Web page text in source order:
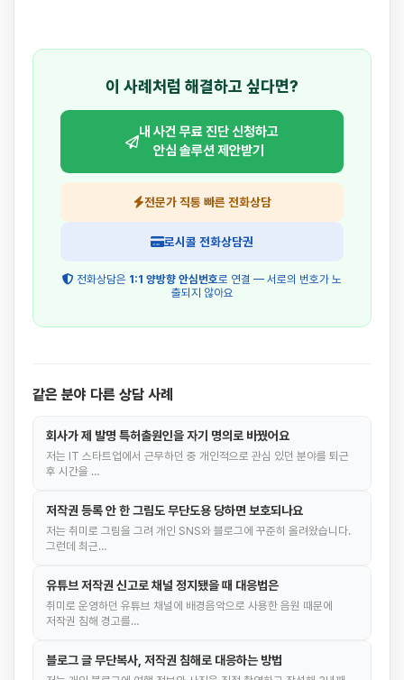
이 사례처럼 해결하고 싶다면?
내 사건 무료 진단 신청하고
안심 솔루션 제안받기
전문가 직통 빠른 전화상담
로시콜 전화상담권
전화상담은 1:1 양방향 안심번호로 연결 — 서로의 번호가 노
출되지 않아요
같은 분야 다른 상담 사례
회사가 제 발명 특허출원인을 자기 명의로 바꿨어요
저는 IT 스타트업에서 근무하던 중 개인적으로 관심 있던 분야를 퇴근
후 시간을 …
저작권 등록 안 한 그림도 무단도용 당하면 보호되나요
저는 취미로 그림을 그려 개인 SNS와 블로그에 꾸준히 올려왔습니다.
그런데 최근…
유튜브 저작권 신고로 채널 정지됐을 때 대응법은
취미로 운영하던 유튜브 채널에 배경음악으로 사용한 음원 때문에
저작권 침해 경고를…
블로그 글 무단복사, 저작권 침해로 대응하는 방법